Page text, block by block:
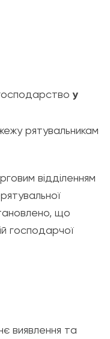
у
рятувальникам
відділенням
що
господарчої
виявлення та